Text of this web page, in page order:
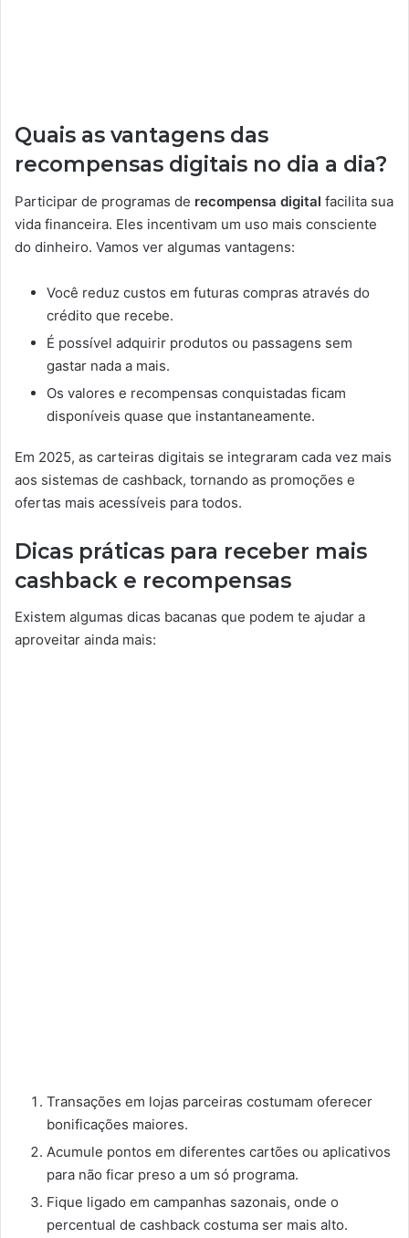
Quais as vantagens das
recompensas digitais no dia a dia?
Participar de programas de recompensa digital facilita sua
vida financeira. Eles incentivam um uso mais consciente
do dinheiro. Vamos ver algumas vantagens:
Você reduz custos em futuras compras através do
crédito que recebe.
É possível adquirir produtos ou passagens sem
gastar nada a mais.
Os valores e recompensas conquistadas ficam
disponíveis quase que instantaneamente.
Em 2025, as carteiras digitais se integraram cada vez mais
aos sistemas de cashback, tornando as promoções e
ofertas mais acessíveis para todos.
Dicas práticas para receber mais
cashback e recompensas
Existem algumas dicas bacanas que podem te ajudar a
aproveitar ainda mais:
Transações em lojas parceiras costumam oferecer
bonificações maiores.
Acumule pontos em diferentes cartões ou aplicativos
para não ficar preso a um só programa.
Fique ligado em campanhas sazonais, onde o
percentual de cashback costuma ser mais alto.